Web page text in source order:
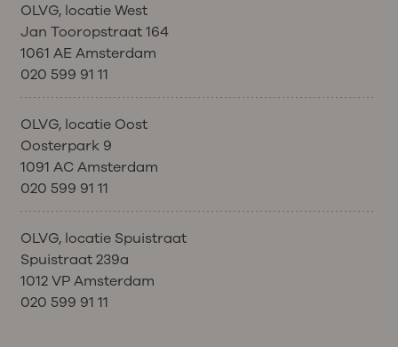
OLVG, locatie West
Jan Tooropstraat 164
1061 AE Amsterdam
020 599 91 11
OLVG, locatie Oost
Oosterpark 9
1091 AC Amsterdam
020 599 91 11
OLVG, locatie Spuistraat
Spuistraat 239a
1012 VP Amsterdam
020 599 91 11